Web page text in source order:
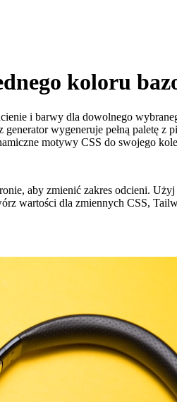
koloru
i barwy dla dowolnego
wygeneruje pełną
motywy CSS do swojego
aby zmienić zakres odcieni.
wartości dla zmiennych CSS,